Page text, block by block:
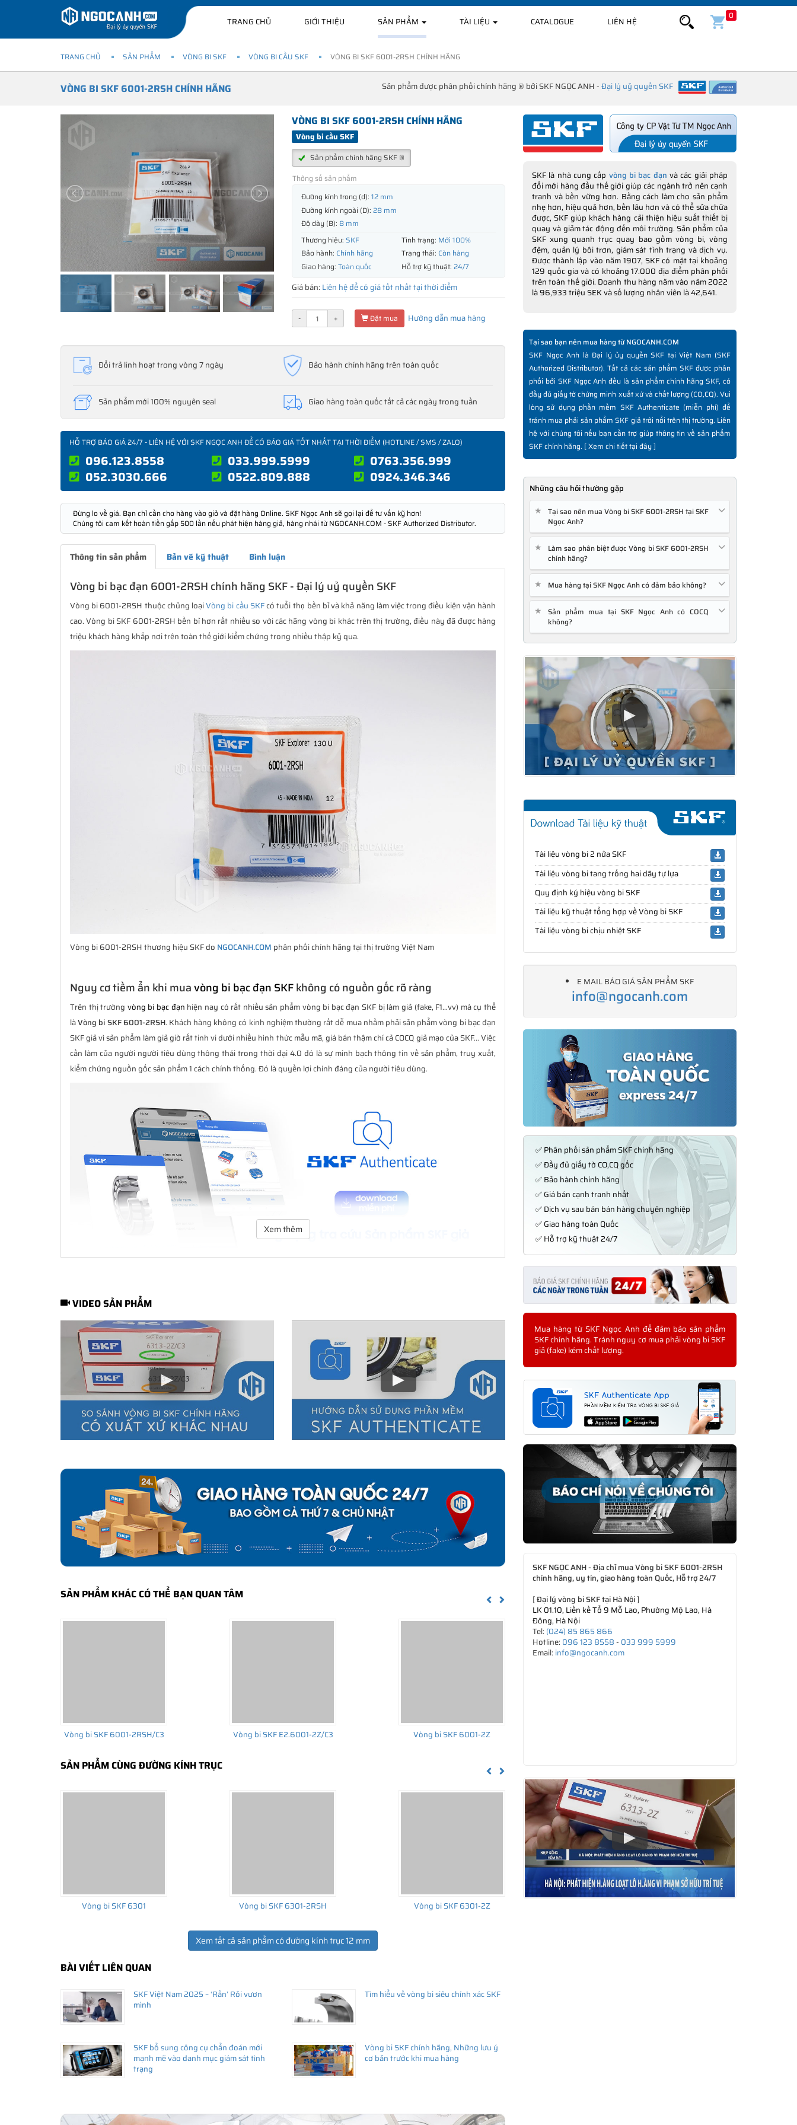
TRANG CHỦ GIỚI THIỆU SẢN PHẨM TÀI LIỆU CATALOGUE LIÊN HỆ
0
TRANG CHỦ SẢN PHẨM VÒNG BI SKF VÒNG BI CẦU SKF VÒNG BI SKF 6001-2RSH CHÍNH HÃNG
VÒNG BI SKF 6001-2RSH CHÍNH HÃNG Sản phẩm được phân phối chính hãng ® bởi SKF NGỌC ANH -Đại lý uỷ quyền SKF
VÒNG BI SKF 6001-2RSH CHÍNH HÃNG
Vòng bi cầu SKF
Sản phẩm chính hãng SKF ®
Thông số sản phẩm
Đường kính trong (d): 12 mm
Đường kính ngoài (D): 28 mm
Độ dày (B): 8 mm
Thương hiệu: SKF Tình trạng: Mới 100%
Bảo hành: Chính hãng Trạng thái: Còn hàng
Giao hàng: Toàn quốc Hỗ trợ kỹ thuật: 24/7
Giá bán: Liên hệ để có giá tốt nhất tại thời điểm
- + Đặt mua Hướng dẫn mua hàng
Đổi trả linh hoạt trong vòng 7 ngày Bảo hành chính hãng trên toàn quốc
Sản phẩm mới 100% nguyên seal Giao hàng toàn quốc tất cả các ngày trong tuần
HỖ TRỢ BÁO GIÁ 24/7 - LIÊN HỆ VỚI SKF NGỌC ANH ĐỂ CÓ BÁO GIÁ TỐT NHẤT TẠI THỜI ĐIỂM (HOTLINE / SMS / ZALO)
096.123.8558 033.999.5999
0763.356.999
052.3030.666
0522.809.888 0924.346.346
Đừng lo về giá. Bạn chỉ cần cho hàng vào giỏ và đặt hàng Online. SKF Ngọc Anh sẽ gọi lại để tư vấn kỹ hơn!
Chúng tôi cam kết hoàn tiền gấp 500 lần nếu phát hiện hàng giả, hàng nhái từ NGOCANH.COM - SKF Authorized Distributor.
Thông tin sản phẩm Bản vẽ kỹ thuật Bình luận
Vòng bi bạc đạn 6001-2RSH chính hãng SKF - Đại lý uỷ quyền SKF
Vòng bi 6001-2RSH thuộc chủng loạiVòng bi cầu SKFcó tuổi thọ bền bỉ và khả năng làm việc trong điều kiện vận hành
cao. Vòng bi SKF 6001-2RSH bền bỉ hơn rất nhiều so với các hãng vòng bi khác trên thị trường, điều này đã được hàng
triệu khách hàng khắp nơi trên toàn thế giới kiểm chứng trong nhiều thập kỷ qua.
Vòng bi 6001-2RSH thương hiệu SKF do NGOCANH.COM phân phối chính hãng tại thị trường Việt Nam
Nguy cơ tiềm ẩn khi muavòng bi bạc đạn SKFkhông có nguồn gốc rõ ràng
Trên thị trường vòng bi bạc đạn hiện nay có rất nhiều sản phẩm vòng bi bạc đạn SKF bị làm giả (fake, F1...vv) mà cụ thể
làVòng bi SKF 6001-2RSH. Khách hàng không có kinh nghiệm thường rất dễ mua nhầm phải sản phẩm vòng bi bạc đạn
SKF giả vì sản phẩm làm giả giờ rất tinh vi dưới nhiều hình thức mẫu mã, giá bán thậm chí cả COCQ giả mạo của SKF... Việc
cần làm của người người tiêu dùng thông thái trong thời đại 4.0 đó là sự minh bạch thông tin về sản phẩm, truy xuất,
kiểm chứng nguồn gốc sản phẩm 1 cách chính thống. Đó là quyền lợi chính đáng của người tiêu dùng.
SKF Authenticate- Phần mềm kiểm tra vòng bi SKF giả trên nền tảng iOS và Andorid do SKF phát hành.
Tại sao nên mua vòng bi SKF 6001-2RSH tại NGOCANH.COM?
NGOCANH.COM là Đại lý uỷ quyền của SKF tại Việt Nam
. Tất cả các sản phẩm vòng bi bạc đạn SKF được chúng tôi bán ra
đều là sản phẩm chính hãng. Chúng tôi có đầy đủ tính pháp lý của một Đại lý uỷ quyền SKF tại Việt Nam và cam kếtđền
tiền gấp 500 lần giá trị đơn hàngnếu Khách hàng phát hiện ra hàng giả, hàng nhái SKF từ hệ thống của NGOCANH.COM
Vòng bi bạc đạn SKF do NGOCANH.COM phân phối đều được bảo hành chính hãng SKF Việt Nam, sản phẩm đầy đủ
Vòng bi SKF 6001-2RSH có cấu tạo sử dụng 2 phớt chắn mỡ bằng cao su (Ký hiệu 2RSH)
Xem thêm:Bảng tra cứu khe hở của vòng bi bạc đạn
Một vòng bi tiêu chuẩn được sản xuất ra và ứng dụng cho hàng ngàn chi tiết quay trên hàng ngàn thiết bị máy móc
khác nhau. Do đó bạn nên lựa chọn chính xác loại vòng bi phù hợp với máy móc thiết bị và nhu cầu của mình để tối ưu
chi phí và hiệu suất hoạt động của vòng bi và máy móc.
Xem thêm
VIDEO SẢN PHẨM
SẢN PHẨM KHÁC CÓ THỂ BẠN QUAN TÂM Previous
Vòng bi SKF 6001-2RSH/C3 Vòng bi SKF E2.6001-2Z/C3 Vòng bi SKF 6001-2Z
SẢN PHẨM CÙNG ĐƯỜNG KÍNH TRỤC Previous
Vòng bi SKF 6301 Vòng bi SKF 6301-2RSH Vòng bi SKF 6301-2Z
Xem tất cả sản phẩm có đường kính trục 12 mm
BÀI VIẾT LIÊN QUAN
SKF Việt Nam 2025 – ‘Rắn’ Rỏi vươn
mình
Tìm hiểu về vòng bi siêu chính xác SKF
SKF bổ sung công cụ chẩn đoán mới
mạnh mẽ vào danh mục giám sát tình
trạng
Vòng bi SKF chính hãng, Những lưu ý
cơ bản trước khi mua hàng
SKF là nhà cung cấp vòng bi bạc đạn và các giải pháp
đổi mới hàng đầu thế giới giúp các ngành trở nên cạnh
tranh và bền vững hơn. Bằng cách làm cho sản phẩm
nhẹ hơn, hiệu quả hơn, bền lâu hơn và có thể sửa chữa
được, SKF giúp khách hàng cải thiện hiệu suất thiết bị
quay và giảm tác động đến môi trường. Sản phẩm của
SKF xung quanh trục quay bao gồm vòng bi, vòng
đệm, quản lý bôi trơn, giám sát tình trạng và dịch vụ.
Được thành lập vào năm 1907, SKF có mặt tại khoảng
129 quốc gia và có khoảng 17.000 địa điểm phân phối
trên toàn thế giới. Doanh thu hàng năm vào năm 2022
là 96,933 triệu SEK và số lượng nhân viên là 42,641.
Tại sao bạn nên mua hàng từ NGOCANH.COM
SKF Ngọc Anh là Đại lý ủy quyền SKF tại Việt Nam (SKF
Authorized Distributor). Tất cả các sản phẩm SKF được phân
phối bởi SKF Ngọc Anh đều là sản phẩm chính hãng SKF, có
đầy đủ giấy tờ chứng minh xuất xứ và chất lượng (CO,CQ). Vui
lòng sử dụng phần mềm SKF Authenticate (miễn phí) để
tránh mua phải sản phẩm SKF giả trôi nổi trên thị trường. Liên
hệ với chúng tôi nếu bạn cần trợ giúp thông tin về sản phẩm
SKF chính hãng. [Xem chi tiết tại đây]
Những câu hỏi thường gặp
★
Tại sao nên mua Vòng bi SKF 6001-2RSH tại SKF
Ngọc Anh?
★
Làm sao phân biệt được Vòng bi SKF 6001-2RSH
chính hãng?
★ Mua hàng tại SKF Ngọc Anh có đảm bảo không?
★
Sản phẩm mua tại SKF Ngọc Anh có COCQ
không?
Tài liệu vòng bi 2 nửa SKF
Tài liệu vòng bi tang trống hai dãy tự lựa
Quy định ký hiệu vòng bi SKF
Tài liệu kỹ thuật tổng hợp về Vòng bi SKF
Tài liệu vòng bi chịu nhiệt SKF
E MAIL BÁO GIÁ SẢN PHẨM SKF
info@ngocanh.com
✅ Phân phối sản phẩm SKF chính hãng
✅ Đầy đủ giấy tờ CO,CQ gốc
✅ Bảo hành chính hãng
✅ Giá bán cạnh tranh nhất
✅ Dịch vụ sau bán bán hàng chuyên nghiệp
✅ Giao hàng toàn Quốc
✅ Hỗ trợ kỹ thuật 24/7
Mua hàng từ SKF Ngọc Anh để đảm bảo sản phẩm
SKF chính hãng. Tránh nguy cơ mua phải vòng bi SKF
giả (fake) kém chất lượng.
SKF NGỌC ANH - Địa chỉ mua Vòng bi SKF 6001-2RSH
chính hãng, uy tín, giao hàng toàn Quốc, Hỗ trợ 24/7
[Đại lý vòng bi SKF tại Hà Nội]
LK 01.10, Liền kề Tổ 9 Mỗ Lao, Phường Mộ Lao, Hà
Đông, Hà Nội
Tel: (024) 85 865 866
Hotline: 096 123 8558- 033 999 5999
Email: info@ngocanh.com